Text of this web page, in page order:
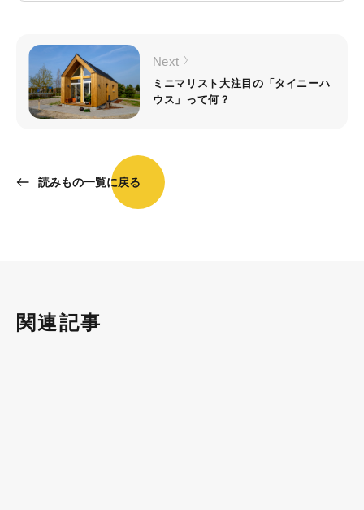
読みもの一覧に戻る
Next
ミニマリスト大注目の「タイニーハ
ウス」って何？
関連記事